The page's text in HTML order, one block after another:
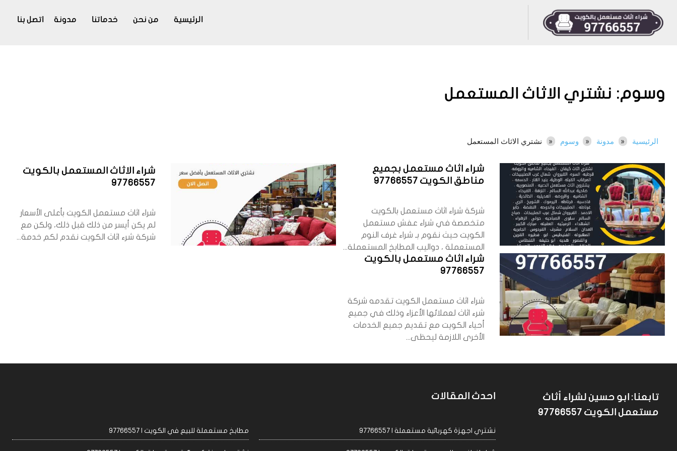
الرئيسية من نحن خدماتنا مدونة اتصل بنا
وسوم: نشتري الاثاث المستعمل
الرئيسية مدونة وسوم نشتري الاثاث المستعمل
شراء اثاث مستعمل بجميع
مناطق الكويت 97766557
شركة شراء اثاث مستعمل بالكويت
متخصصة في شراء عفش مستعمل
الكويت حيث نقوم بـ شراء غرف النوم
المستعملة ، دواليب المطابخ المستعملة...
شراء الاثاث المستعمل بالكويت
97766557
شراء اثاث مستعمل الكويت بأعلى الأسعار
لم يكن أيسر من ذلك قبل ذلك، ولكن مع
شركة شرء اثاث الكويت نقدم لكم خدمة...
شراء اثاث مستعمل بالكويت
97766557
شراء اثاث مستعمل الكويت تقدمه شركة
شرء اثاث لعملائها الأعزاء وذلك في جميع
أحياء الكويت مع تقديم جميع الخدمات
الأخرى اللازمة ليحظى...
احدث المقالات
نشتري اجهزة كهربائية مستعملة | 97766557 مطابخ مستعملة للبيع في الكويت | 97766557
تابعنا: ابو حسين لشراء أثاث
مستعمل الكويت 97766557